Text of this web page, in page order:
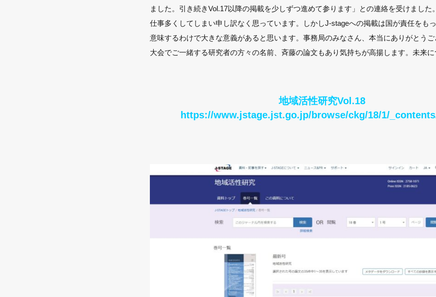
ました。引き続きVol.17以降の掲載を少しずつ進めて参ります」との連絡を受けました
仕事多くしてしまい申し訳なく思っています。しかしJ-stageへの掲載は国が責任をも
意味するわけで大きな意義があると思います。事務局のみなさん、本当にありがとう
大会でご一緒する研究者の方々の名前、斉藤の論文もあり気持ちが高揚します。未来
地域活性研究Vol.18
https://www.jstage.jst.go.jp/browse/ckg/18/1/